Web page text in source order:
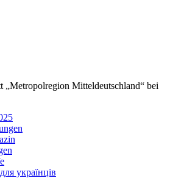
Mitteldeutschland“ bei
українців